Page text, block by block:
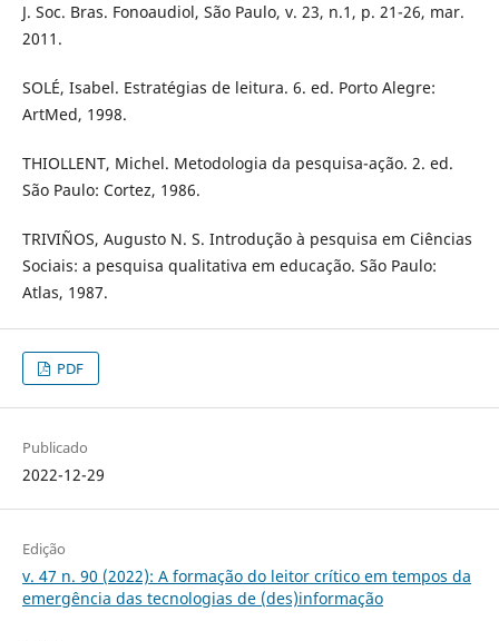
J. Soc. Bras. Fonoaudiol, São Paulo, v. 23, n.1, p. 21-26, mar.
2011.
SOLÉ, Isabel. Estratégias de leitura. 6. ed. Porto Alegre:
ArtMed, 1998.
THIOLLENT, Michel. Metodologia da pesquisa-ação. 2. ed.
São Paulo: Cortez, 1986.
TRIVIÑOS, Augusto N. S. Introdução à pesquisa em Ciências
Sociais: a pesquisa qualitativa em educação. São Paulo:
Atlas, 1987.
PDF
Publicado
2022-12-29
Edição
v. 47 n. 90 (2022): A formação do leitor crítico em tempos da
emergência das tecnologias de (des)informação